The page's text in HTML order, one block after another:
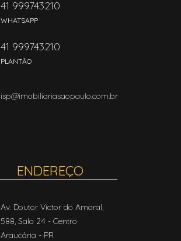
41 999743210
WHATSAPP
41 999743210
PLANTÃO
isp@imobiliariasaopaulo.com.br
ENDEREÇO
Av. Doutor Victor do Amaral,
588, Sala 24 - Centro
Araucária - PR